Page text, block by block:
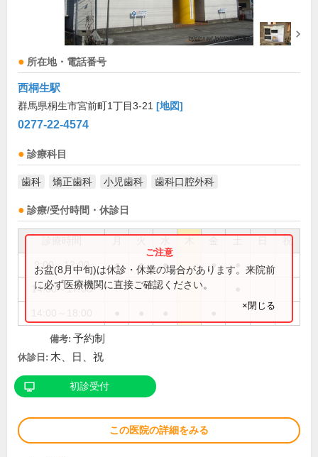
所在地・電話番号
西桐生駅
群馬県桐生市宮前町1丁目3-21 [地図]
0277-22-4574
診療科目
歯科 矯正歯科 小児歯科 歯科口腔外科
診療/受付時間・休診日
祝
9:00～12:00 ● ● ● ●
14:00～17:00
お盆(8月中旬)は休診・休業の場合があります。来院前
に必ず医療機関に直接ご確認ください。
×閉じる
備考: 予約制
休診日: 木、日、祝
初診受付
この医院の詳細をみる